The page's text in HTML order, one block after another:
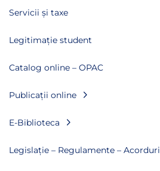
Servicii și taxe
Legitimație student
Catalog online – OPAC
Publicații online
E-Biblioteca
Legislație – Regulamente – Acorduri